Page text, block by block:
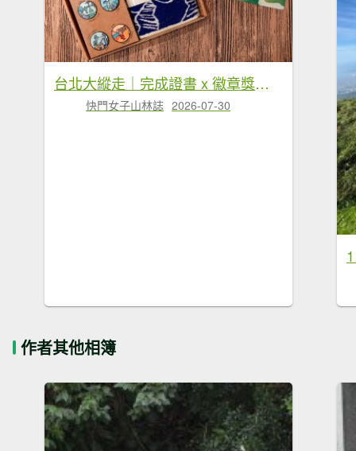
台北大縱走｜完成證書 x 徽章獎品 x 路線全攻略
快門女子山林誌 2026-07-30
作者其他相簿